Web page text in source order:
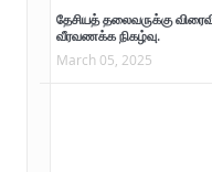
தேசியத் தலைவருக்கு
வீரவணக்க நிகழ்வு.
March 05, 2025
வலிந்து காணாமல்
ஆக்கப்பட்டவர்களின்
கவன ஈர்ப்பு போராட்டம்